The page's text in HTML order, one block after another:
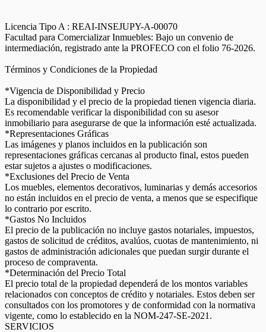
Licencia Tipo A : REAI-INSEJUPY-A-00070
Facultad para Comercializar Inmuebles: Bajo un convenio de
intermediación, registrado ante la PROFECO con el folio 76-2026.
Términos y Condiciones de la Propiedad
*Vigencia de Disponibilidad y Precio
La disponibilidad y el precio de la propiedad tienen vigencia diaria.
Es recomendable verificar la disponibilidad con su asesor
inmobiliario para asegurarse de que la información esté actualizada.
*Representaciones Gráficas
Las imágenes y planos incluidos en la publicación son
representaciones gráficas cercanas al producto final, estos pueden
estar sujetos a ajustes o modificaciones.
*Exclusiones del Precio de Venta
Los muebles, elementos decorativos, luminarias y demás accesorios
no están incluidos en el precio de venta, a menos que se especifique
lo contrario por escrito.
*Gastos No Incluidos
El precio de la publicación no incluye gastos notariales, impuestos,
gastos de solicitud de créditos, avalúos, cuotas de mantenimiento, ni
gastos de administración adicionales que puedan surgir durante el
proceso de compraventa.
*Determinación del Precio Total
El precio total de la propiedad dependerá de los montos variables
relacionados con conceptos de crédito y notariales. Estos deben ser
consultados con los promotores y de conformidad con la normativa
vigente, como lo establecido en la NOM-247-SE-2021.
SERVICIOS